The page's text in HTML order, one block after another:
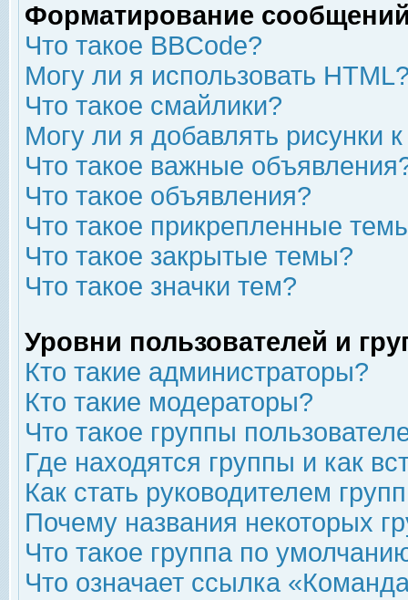
Форматирование
Что такое BBCode?
Могу ли я использовать
Что такое смайлики?
Могу ли я добавлять рисунки
Что такое важные
Что такое объявления?
Что такое прикрепленные
Что такое закрытые темы?
Что такое значки тем?
Уровни пользователей и
Кто такие администраторы?
Кто такие модераторы?
Что такое группы
Где находятся группы и как
Как стать руководителем
Почему названия некоторых
Что такое группа по
Что означает ссылка